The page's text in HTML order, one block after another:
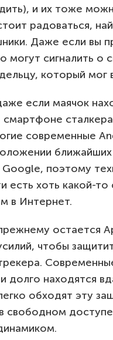
и их тоже
радоваться,
Даже если вы
могут сигналить о
который мог
если маячок
современные
ближайших
поэтому
есть хоть какой-
в Интернет.
остается
чтобы
долго находятся
обходят эту
свободном